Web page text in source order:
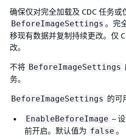
确保仅对完全加载及 CDC 任务或
BeforeImageSettings 。完
移现有数据并复制持续更改。仅
改。
不将 BeforeImageSettings
务。
BeforeImageSettings 的可
EnableBeforeImage –
前开启。默认值为 false 。